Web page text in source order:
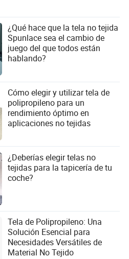
¿Qué hace que la tela no tejida
Spunlace sea el cambio de
juego del que todos están
hablando?
Cómo elegir y utilizar tela de
polipropileno para un
rendimiento óptimo en
aplicaciones no tejidas
¿Deberías elegir telas no
tejidas para la tapicería de tu
coche?
Tela de Polipropileno: Una
Solución Esencial para
Necesidades Versátiles de
Material No Tejido